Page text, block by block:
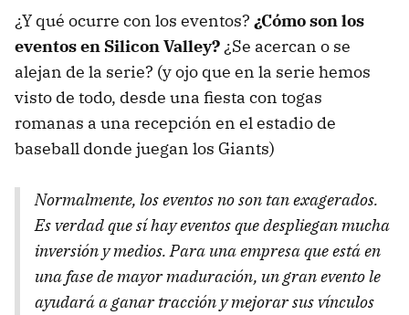
¿Y qué ocurre con los eventos? ¿Cómo son los
eventos en Silicon Valley? ¿Se acercan o se
alejan de la serie? (y ojo que en la serie hemos
visto de todo, desde una fiesta con togas
romanas a una recepción en el estadio de
baseball donde juegan los Giants)
Normalmente, los eventos no son tan exagerados.
Es verdad que sí hay eventos que despliegan mucha
inversión y medios. Para una empresa que está en
una fase de mayor maduración, un gran evento le
ayudará a ganar tracción y mejorar sus vínculos